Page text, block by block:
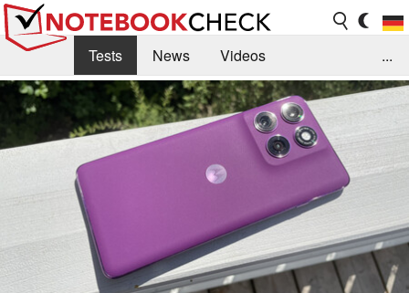
Tests News
Videos
Benchmarks & Tech
Externe Tests
Kaufberatung
Deals
Jobs
...